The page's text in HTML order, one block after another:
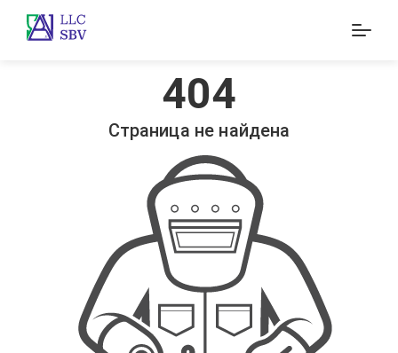
404
Страница не найдена